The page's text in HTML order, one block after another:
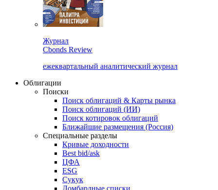
Cbonds Review
ежеквартальный аналитический журнал
Облигации
Поиски
Поиск облигаций & Карты рынка
Поиск облигаций (ИИ)
Поиск котировок облигаций
Ближайшие размещения (Россия)
Специальные разделы
Кривые доходности
Best bid/ask